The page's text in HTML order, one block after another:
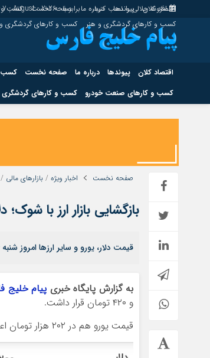
افزونه جلالی را نصب کنید. برابر با : Friday - 7 - August - 2026 اقتصاد کلان پیوندها درباره ما صفحه نخست کسب و
کسب و کارهای گردشگری و هنر
کسب و کارهای گردشگری
اقتصاد کلان پیوندها درباره ما صفحه نخست کسب
کسب و کارهای صنعت خودرو
کسب و کارهای گردشگری
اقتصاد کلان
هوش مصنوعی
صفحه نخست اخبار ویژه / بازارهای مالی /
بازگشایی بازار ارز با
قیمت دلار، یورو و سایر ارزها امروز شنبه ۱۶ خرداد ۱۴۰۵ اعلام شد.
به گزارش پایگاه خبری پیام خلیج
و ۴۲۰ تومان قرار داشت.
قیمت یورو هم در ۲۰۲ هزار تومان اعلام شد.